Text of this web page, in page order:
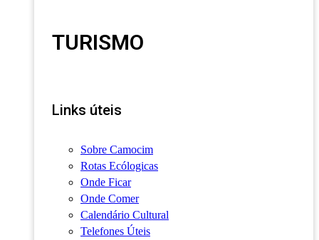
TURISMO
Links úteis
Sobre Camocim
Rotas Ecólogicas
Onde Ficar
Onde Comer
Calendário Cultural
Telefones Úteis